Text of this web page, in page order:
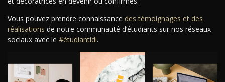
Vous pouvez prendre connaissance des témoignages et des
réalisations de notre communauté d’étudiants sur nos réseaux
sociaux avec le #étudiantidi.